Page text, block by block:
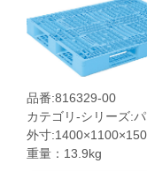
品番:816329-00
カテゴリ-シリーズ:
外寸
重量：13.9kg